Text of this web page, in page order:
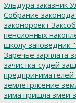
Ульдура заказник
Собрание
законороект
пенсионных
школу заповедник
Заречье зарплата
зачистка_судей
предпринимателей
землетрясение
зима пришла змеи